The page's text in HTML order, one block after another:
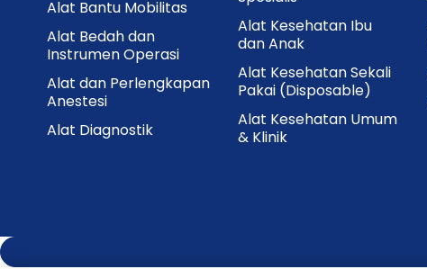
Alat Bantu Mobilitas
Alat Bedah dan
Instrumen Operasi
Alat dan Perlengkapan
Anestesi
Alat Diagnostik
Alat Kesehatan Ibu
dan Anak
Alat Kesehatan Sekali
Pakai (Disposable)
Alat Kesehatan Umum
& Klinik